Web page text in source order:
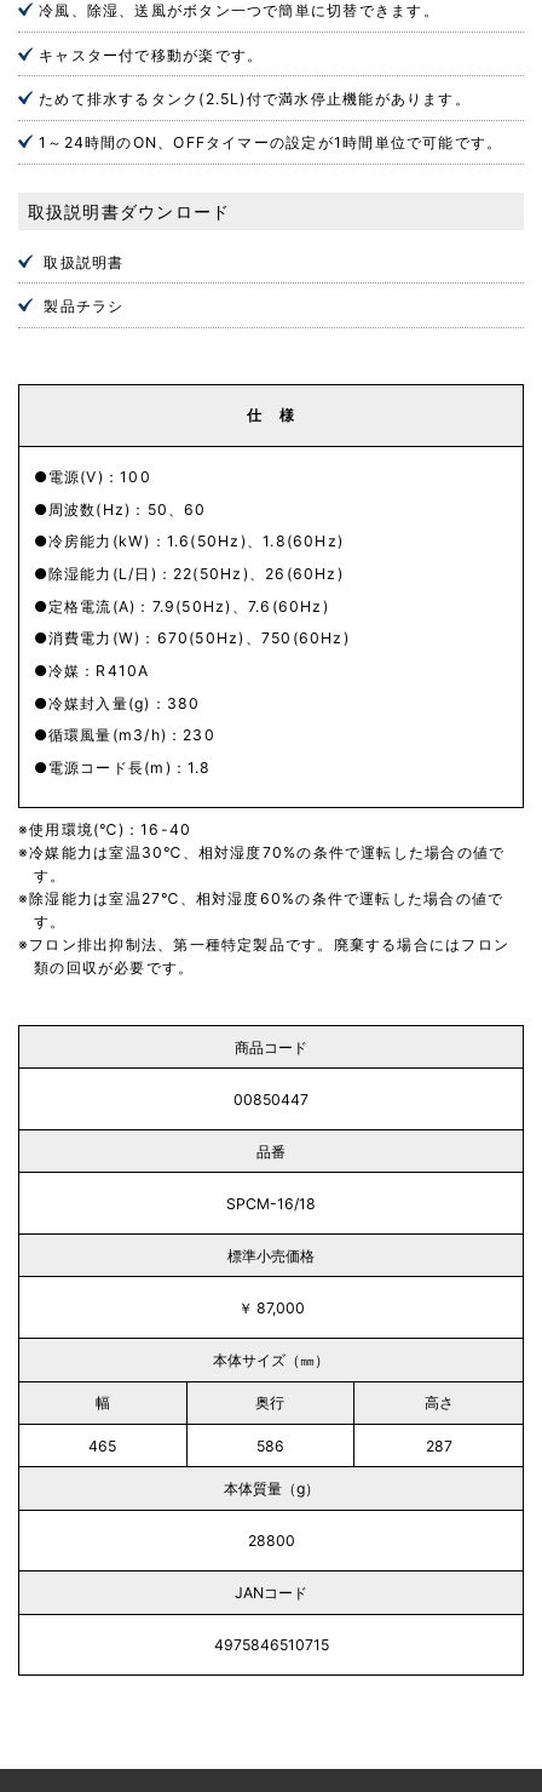
冷風、除湿、送風がボタン一つで簡単に切替できます。
キャスター付で移動が楽です。
ためて排水するタンク(2.5L)付で満水停止機能があります。
1～24時間のON、OFFタイマーの設定が1時間単位で可能です。
取扱説明書ダウンロード
取扱説明書
製品チラシ
仕 様
電源(V)：100
周波数(Hz)：50、60
冷房能力(kW)：1.6(50Hz)、1.8(60Hz)
除湿能力(L/日)：22(50Hz)、26(60Hz)
定格電流(A)：7.9(50Hz)、7.6(60Hz)
消費電力(W)：670(50Hz)、750(60Hz)
冷媒：R410A
冷媒封入量(g)：380
循環風量(m3/h)：230
電源コード長(m)：1.8
使用環境(℃)：16-40
冷媒能力は室温30℃、相対湿度70%の条件で運転した場合の値で
す。
除湿能力は室温27℃、相対湿度60%の条件で運転した場合の値で
す。
フロン排出抑制法、第一種特定製品です。廃棄する場合にはフロン
類の回収が必要です。
商品コード
00850447
品番
SPCM-16/18
標準小売価格
￥ 87,000
本体サイズ（㎜）
幅 奥行 高さ
465 586 287
本体質量（g）
28800
JANコード
4975846510715